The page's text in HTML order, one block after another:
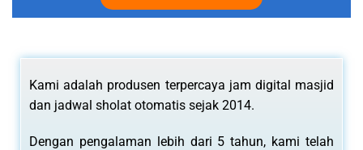
Kami adalah produsen terpercaya jam digital masjid
dan jadwal sholat otomatis sejak 2014.
Dengan pengalaman lebih dari 5 tahun, kami telah